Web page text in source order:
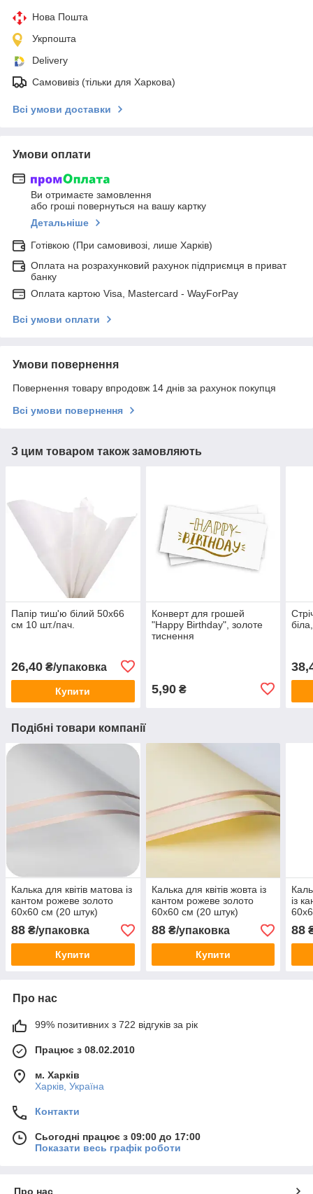
Нова Пошта
Укрпошта
Delivery
Самовивіз (тільки для Харкова)
Всі умови доставки
Умови оплати
Ви отримаєте замовлення
або гроші повернуться на вашу картку
Детальніше
Готівкою (При самовивозі, лише Харків)
Оплата на розрахунковий рахунок підприємця в приват
банку
Оплата картою Visa, Mastercard - WayForPay
Всі умови оплати
Умови повернення
Повернення товару впродовж 14 днів за рахунок покупця
Всі умови повернення
З цим товаром також замовляють
Папір тиш'ю білий 50х66
см 10 шт./пач.
26,40 ₴/упаковка
Купити
Конверт для грошей
"Happy Birthday", золоте
тиснення
5,90₴
Подібні товари компанії
Калька для квітів матова із
кантом рожеве золото
60х60 см (20 штук)
88 ₴/упаковка
Купити
Калька для квітів жовта із
кантом рожеве золото
60х60 см (20 штук)
88₴/упаковка
Купити
із
88
Про нас
99% позитивних з 722 відгуків за рік
Працює з 08.02.2010
м. Харків
Харків, Україна
Контакти
Сьогодні працює з 09:00 до 17:00
Показати весь графік роботи
Про нас